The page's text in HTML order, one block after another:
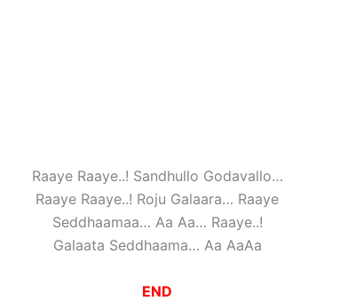
Raaye Raaye..! Sandhullo Godavallo…
Raaye Raaye..! Roju Galaara… Raaye
Seddhaamaa… Aa Aa… Raaye..!
Galaata Seddhaama… Aa AaAa
END